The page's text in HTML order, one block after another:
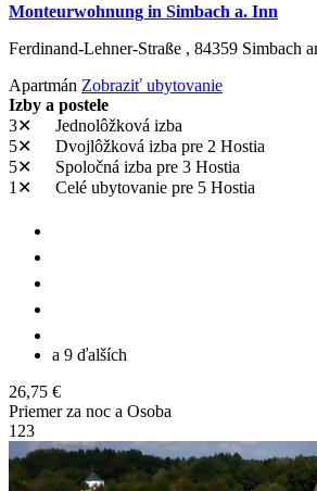
Monteurwohnung in Simbach a. Inn
Ferdinand-Lehner-Straße , 84359 Simbach
Apartmán Zobraziť ubytovanie
Izby a postele
3✕
Jednolôžková izba
5✕
Dvojlôžková izba pre 2 Hostia
5✕
Spoločná izba pre 3 Hostia
1✕
Celé ubytovanie pre 5 Hostia
a 9 ďalších
26,75 €
Priemer za noc a Osoba
1 23